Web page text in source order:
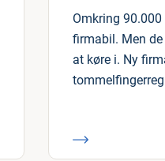
Omkring
firmabil. Men
at køre i. Ny